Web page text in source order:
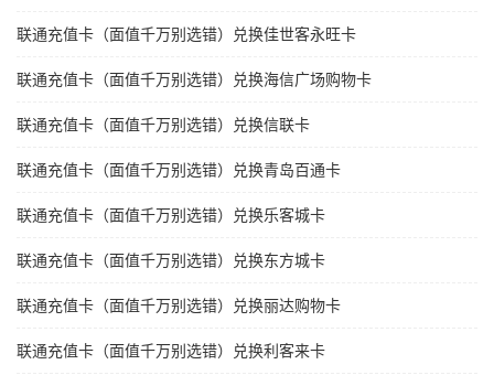
联通充值卡（面值千万别选错）兑换佳世客永旺卡
联通充值卡（面值千万别选错）兑换海信广场购物卡
联通充值卡（面值千万别选错）兑换信联卡
联通充值卡（面值千万别选错）兑换青岛百通卡
联通充值卡（面值千万别选错）兑换乐客城卡
联通充值卡（面值千万别选错）兑换东方城卡
联通充值卡（面值千万别选错）兑换丽达购物卡
联通充值卡（面值千万别选错）兑换利客来卡